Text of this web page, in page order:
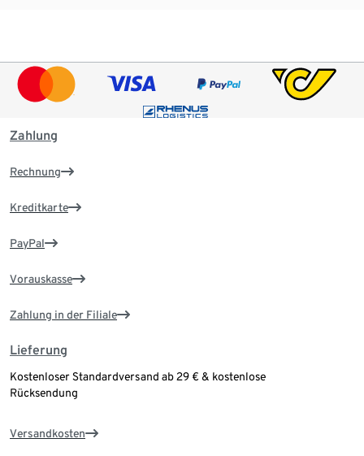
Zahlung
Rechnung
Kreditkarte
PayPal
Vorauskasse
Zahlung in der Filiale
Lieferung
Kostenloser Standardversand ab 29 € & kostenlose
Rücksendung
Versandkosten